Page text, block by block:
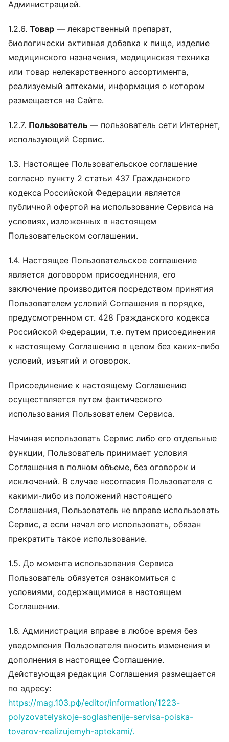
Администрацией.
1.2.6. Товар — лекарственный препарат,
биологически активная добавка к пище, изделие
медицинского назначения, медицинская техника
или товар нелекарственного ассортимента,
реализуемый аптеками, информация о котором
размещается на Сайте.
1.2.7. Пользователь — пользователь сети Интернет,
использующий Сервис.
1.3. Настоящее Пользовательское соглашение
согласно пункту 2 статьи 437 Гражданского
кодекса Российской Федерации является
публичной офертой на использование Сервиса на
условиях, изложенных в настоящем
Пользовательском соглашении.
1.4. Настоящее Пользовательское соглашение
является договором присоединения, его
заключение производится посредством принятия
Пользователем условий Соглашения в порядке,
предусмотренном ст. 428 Гражданского кодекса
Российской Федерации, т.е. путем присоединения
к настоящему Соглашению в целом без каких-либо
условий, изъятий и оговорок.
Присоединение к настоящему Соглашению
осуществляется путем фактического
использования Пользователем Сервиса.
Начиная использовать Сервис либо его отдельные
функции, Пользователь принимает условия
Соглашения в полном объеме, без оговорок и
исключений. В случае несогласия Пользователя с
какими-либо из положений настоящего
Соглашения, Пользователь не вправе использовать
Сервис, а если начал его использовать, обязан
прекратить такое использование.
1.5. До момента использования Сервиса
Пользователь обязуется ознакомиться с
условиями, содержащимися в настоящем
Соглашении.
1.6. Администрация вправе в любое время без
уведомления Пользователя вносить изменения и
дополнения в настоящее Соглашение.
Действующая редакция Соглашения размещается
по адресу:
https://mag.103.рф/editor/information/1223-
polyzovatelyskoje-soglashenije-servisa-poiska-
tovarov-realizujemyh-aptekami/.